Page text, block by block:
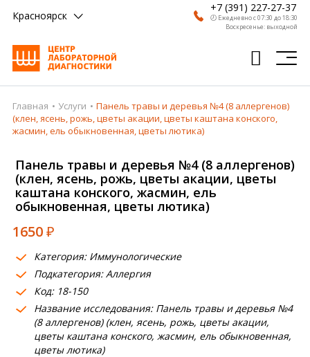
Красноярск
+7 (391) 227-27-37
🕗 Ежедневно с 07:30 до 18:30
Воскресенье: выходной
Главная
Анализы
Врачи
Получить результат
Пациентам
О компании
Где сдать
Партнерам
Главная Услуги
Панель травы и деревья №4 (8 аллергенов)
(клен, ясень, рожь, цветы акации, цветы каштана конского,
жасмин, ель обыкновенная, цветы лютика)
Панель травы и деревья №4 (8 аллергенов)
(клен, ясень, рожь, цветы акации, цветы
каштана конского, жасмин, ель
обыкновенная, цветы лютика)
1650₽
Категория: Иммунологические
Подкатегория: Аллергия
Код: 18-150
Название исследования: Панель травы и деревья №4
(8 аллергенов) (клен, ясень, рожь, цветы акации,
цветы каштана конского, жасмин, ель обыкновенная,
цветы лютика)